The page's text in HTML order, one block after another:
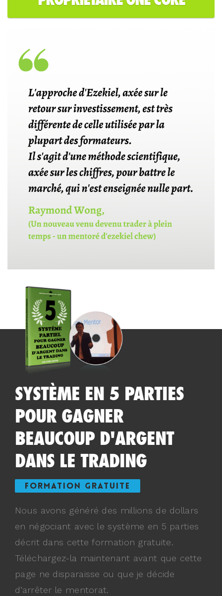
SYSTÈME EN 5 PARTIES
POUR GAGNER
BEAUCOUP D'ARGENT
DANS LE TRADING
FORMATION GRATUITE
Nous avons généré des millions de dollars
en négociant avec le système en 5 parties
décrit dans cette formation gratuite.
Téléchargez-la maintenant avant que cette
page ne disparaisse ou que je décide
d’arrêter le mentorat.